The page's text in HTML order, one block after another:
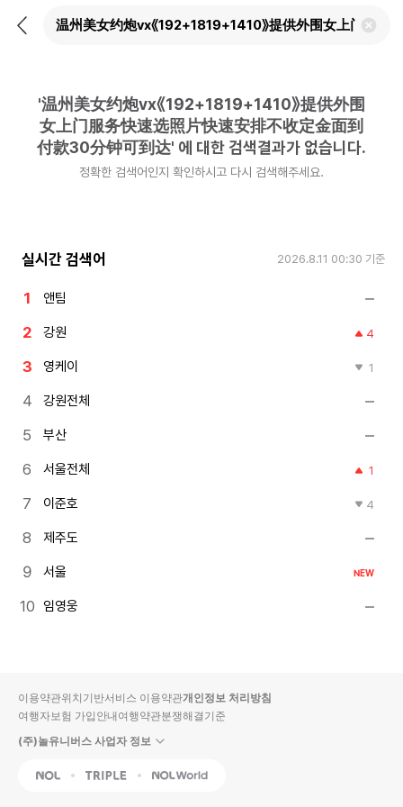
뒤
검
'温州美女约炮vx《192+1819+1410》提供外围
女上门服务快速选照片快速安排不收定金面到
付款30分钟可到达' 에 대한 검색결과가 없습니다.
정확한 검색어인지 확인하시고 다시 검색해주세요.
실시간 검색어 2026.8.11 00:30 기준
앤팀
강원 4
영케이 1
강원전체
부산
서울전체 1
이준호 4
제주도
서울 NEW
임영웅
이용약관위치기반서비스 이용약관개인정보 처리방침
여행자보험 가입안내여행약관분쟁해결기준
(주)놀유니버스 사업자 정보
NOL Triple Interpark Global